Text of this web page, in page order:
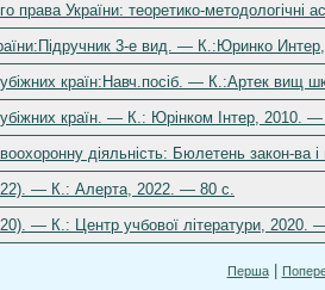
права України: теоретико-
3-е вид. — К.:Юринко
країн:Навч.посіб. — К.:Артек вищ
країн. — К.: Юрінком Інтер, 2010.
діяльність: Бюлетень
— К.: Алерта, 2022. — 80 с.
— К.: Центр учбової літератури, 2020.
Перша|